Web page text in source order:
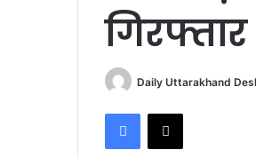
गिरफ्तार
Daily Uttarakhand
Facebook
X